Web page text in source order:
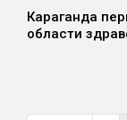
Караганда
области